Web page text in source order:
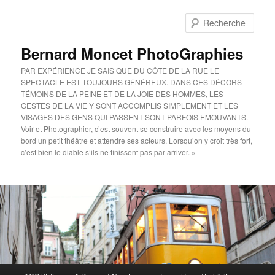
Bernard Moncet PhotoGraphies
PAR EXPÉRIENCE JE SAIS QUE DU CÔTE DE LA RUE LE
SPECTACLE EST TOUJOURS GÉNÉREUX. DANS CES DÉCORS
TÉMOINS DE LA PEINE ET DE LA JOIE DES HOMMES, LES
GESTES DE LA VIE Y SONT ACCOMPLIS SIMPLEMENT ET LES
VISAGES DES GENS QUI PASSENT SONT PARFOIS EMOUVANTS.
Voir et Photographier, c’est souvent se construire avec les moyens du
bord un petit théâtre et attendre ses acteurs. Lorsqu’on y croit très fort,
c’est bien le diable s’ils ne finissent pas par arriver. »